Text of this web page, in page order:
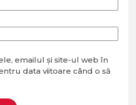
emailul și site-ul web în
data viitoare când o să